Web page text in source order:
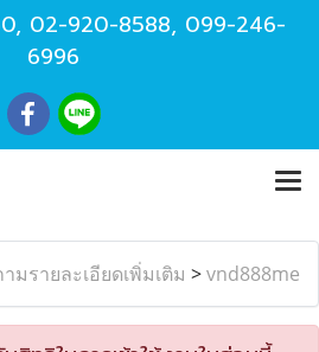
, 02-920-8588, 099-246-
6996
มรายละเอียดเพิ่มเติม >vnd888me